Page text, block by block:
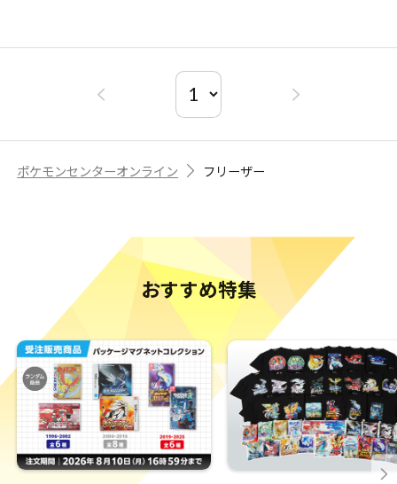
ポケモンセンターオンライン フリーザー
おすすめ特集